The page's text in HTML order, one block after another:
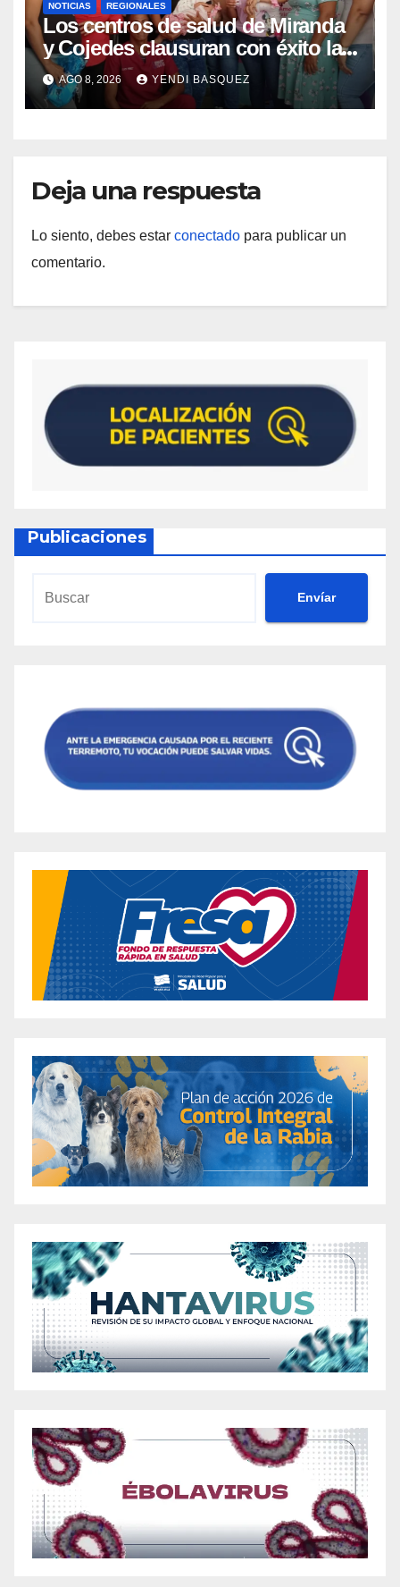
NOTICIAS REGIONALES
Los centros de salud de Miranda
y Cojedes clausuran con éxito la
Semana Mundial de la Lactancia
Materna
AGO 8, 2026 YENDI BASQUEZ
Deja una respuesta
Lo siento, debes estar conectado para publicar un
comentario.
Publicaciones
Envíar